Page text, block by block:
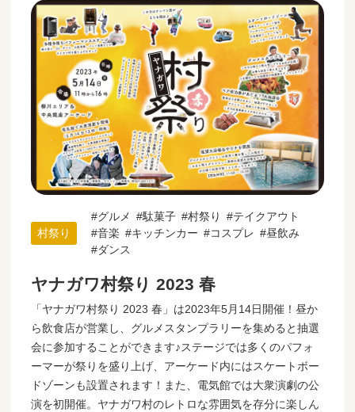
村祭り
グルメ 駄菓子 村祭り
テイクアウト
音楽
キッチンカー コスプレ
昼飲み
ダンス
ヤナガワ村祭り 2023 春
「ヤナガワ村祭り 2023 春」は2023年5月14日開催！昼か
ら飲食店が営業し、グルメスタンプラリーを集めると抽選
会に参加することができます♪ステージでは多くのパフォ
ーマーが祭りを盛り上げ、アーケード内にはスケートボー
ドゾーンも設置されます！また、電気館では大衆演劇の公
演を初開催。ヤナガワ村のレトロな雰囲気を存分に楽しん